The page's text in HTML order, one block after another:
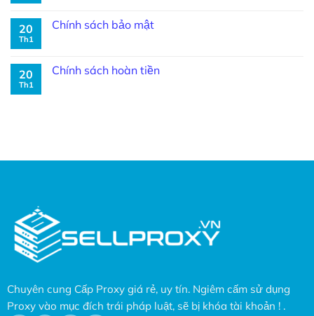
20
Th1
Chính sách bảo mật
20
Th1
Chính sách hoàn tiền
Chuyên cung Cấp Proxy giá rẻ, uy tín. Ngiêm cấm sử dụng
Proxy vào mục đích trái pháp luật, sẽ bị khóa tài khoản ! .